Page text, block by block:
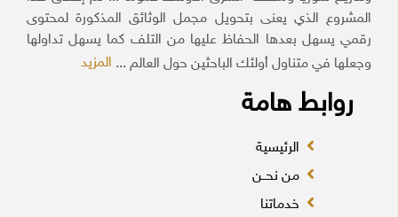
المشروع الذي يعنى بتحويل مجمل الوثائق المذكورة لمحتوى
رقمي يسهل بعدها الحفاظ عليها من التلف كما يسهل تداولها
وجعلها في متناول أولئك الباحثين حول العالم ...المزيد
روابط هامة
الرئيسية
من نحــن
خدماتنا